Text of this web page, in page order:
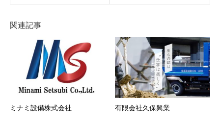
行った者
その他事務局が会員とすることを不適当と判断
した場合
第5条 会員情報の変更
会員は、登録情報（住所・電話番号等）に変更が
あった場合、速やかに当社所定の方法により、変
更事項を当社に通知しするものとします。
前項の届出がなかったことで会員が不利益を被っ
たとしても、当社は一切その責任を負いません。
関連記事
ミナミ設備株式会社 有限会社久保興業